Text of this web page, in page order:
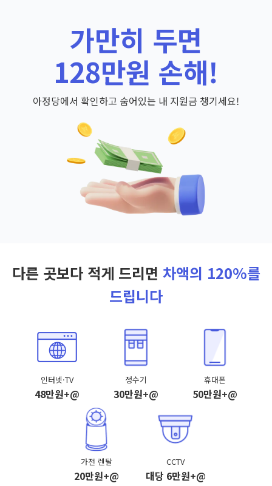
가만히 두면
128만원 손해!
아정당에서 확인하고 숨어있는 내 지원금 챙기세요!
다른 곳보다 적게 드리면 차액의 120%를
드립니다
인터넷·TV
48만원+@
정수기
30만원+@
휴대폰
50만원+@
가전 렌탈
20만원+@
CCTV
대당 6만원+@